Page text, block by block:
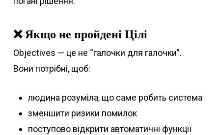
❌ Якщо не пройдені Цілі
Objectives — це не “галочки для галочки”.
Вони потрібні, щоб:
людина розуміла, що саме робить система
зменшити ризики помилок
поступово відкрити автоматичні функції